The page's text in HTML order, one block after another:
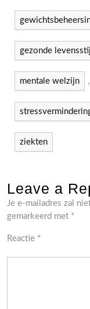
gezonde levensstijl
mentale welzijn ,
ziekten
Leave a
Je e-mailadres zal
gemarkeerd met *
Reactie *